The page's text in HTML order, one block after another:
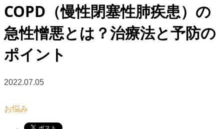
COPD（慢性閉塞性肺疾患）の
急性憎悪とは？治療法と予防の
ポイント
2022.07.05
お悩み